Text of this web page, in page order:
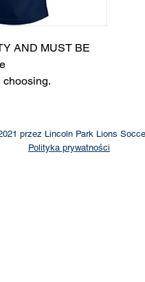
AND MUST BE
choosing.​
przez Lincoln Park Lions
Polityka prywatności